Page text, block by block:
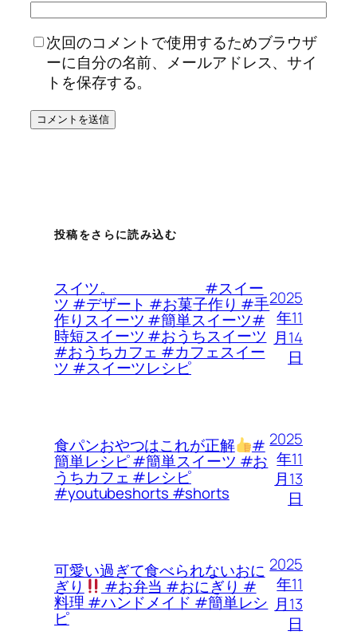
次回のコメントで使用するためブラウザ
ーに自分の名前、メールアドレス、サイ
トを保存する。
投稿をさらに読み込む
スイツ。 #スイー
ツ #デザート #お菓子作り #手
作りスイーツ #簡単スイーツ#
時短スイーツ #おうちスイーツ
#おうちカフェ #カフェスイー
ツ #スイーツレシピ
2025
年11
月14
日
食パンおやつはこれが正解 #
簡単レシピ #簡単スイーツ #お
うちカフェ #レシピ
#youtubeshorts #shorts
2025
年11
月13
日
可愛い過ぎて食べられないおに
ぎり #お弁当 #おにぎり #
料理 #ハンドメイド #簡単レシ
ピ
2025
年11
月13
日